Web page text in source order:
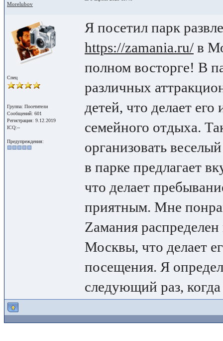
Morelubov
Спец
Группа: Посетители
Сообщений: 601
Регистрация: 9.12.2019
ICQ:--
Предупреждения:
Я посетил парк
https://zamania.ru/ в
полном восторге! В
различных
детей, что делает
семейного отдыха.
организовать
в парке предлагает
что делает
приятным. Мне
Zамания
Москвы, что делает
посещения. Я
следующий раз,